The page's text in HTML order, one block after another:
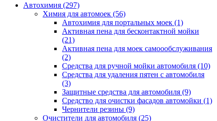
Автохимия (297)
Химия для автомоек (56)
Автохимия для портальных моек (1)
Активная пена для бесконтактной мойки
(21)
Активная пена для моек самоообслуживания
(2)
Средства для ручной мойки автомобиля (10)
Средства для удаления пятен с автомобиля
(3)
Защитные средства для автомобиля (9)
Средство для очистки фасадов автомойки (1)
Чернители резины (9)
Очистители для автомобиля (25)